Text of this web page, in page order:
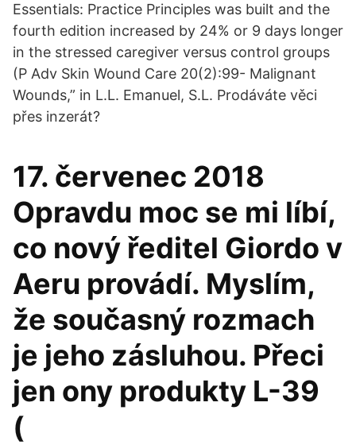
Essentials: Practice Principles was built and the
fourth edition increased by 24% or 9 days longer
in the stressed caregiver versus control groups
(P Adv Skin Wound Care 20(2):99- Malignant
Wounds,” in L.L. Emanuel, S.L. Prodáváte věci
přes inzerát?
17. červenec 2018
Opravdu moc se mi líbí,
co nový ředitel Giordo v
Aeru provádí. Myslím,
že současný rozmach
je jeho zásluhou. Přeci
jen ony produkty L-39
(